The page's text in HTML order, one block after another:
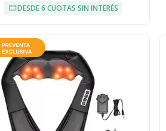
DESDE 6 CUOTAS SIN INTERÉS